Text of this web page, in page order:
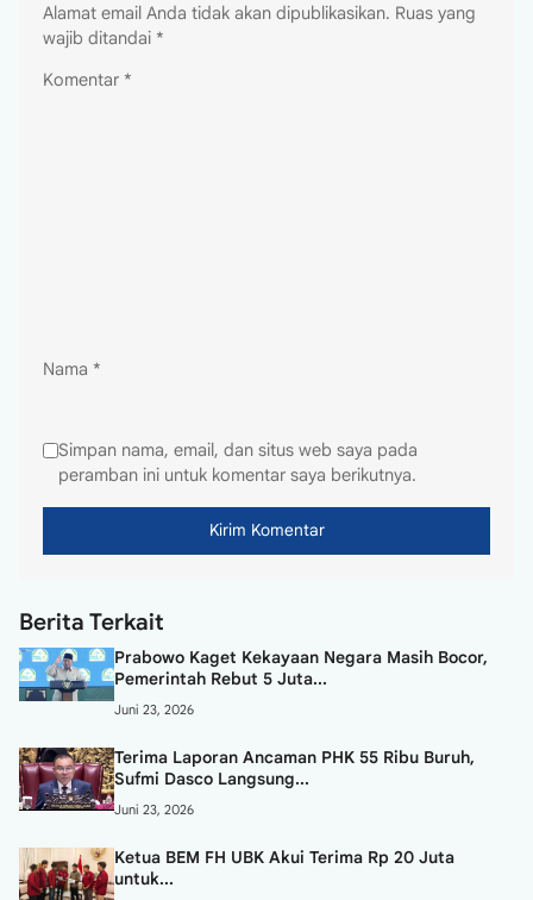
Alamat email Anda tidak akan dipublikasikan. Ruas yang
wajib ditandai *
Komentar *
Nama *
Simpan nama, email, dan situs web saya pada
peramban ini untuk komentar saya berikutnya.
Berita Terkait
Prabowo Kaget Kekayaan Negara Masih Bocor,
Pemerintah Rebut 5 Juta...
Juni 23, 2026
Terima Laporan Ancaman PHK 55 Ribu Buruh,
Sufmi Dasco Langsung...
Juni 23, 2026
Ketua BEM FH UBK Akui Terima Rp 20 Juta
untuk...